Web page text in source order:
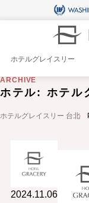
ホテルグレイスリー
ARCHIVE
ホテル: ホテル
ホテルグレイスリー 台北
2024.11.06